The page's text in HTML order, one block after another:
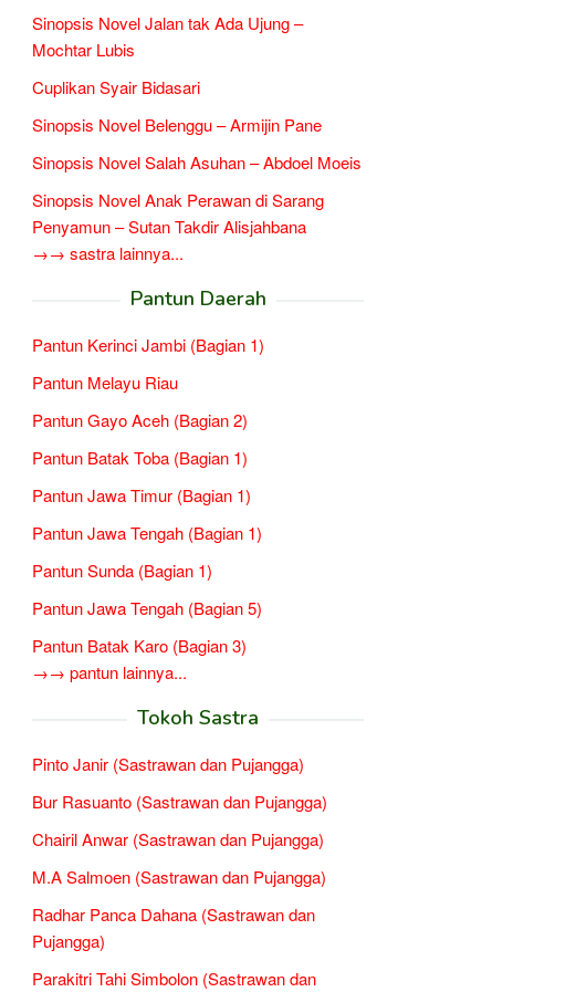
Sinopsis Novel Jalan tak Ada Ujung –
Mochtar Lubis
Cuplikan Syair Bidasari
Sinopsis Novel Belenggu – Armijin Pane
Sinopsis Novel Salah Asuhan – Abdoel Moeis
Sinopsis Novel Anak Perawan di Sarang
Penyamun – Sutan Takdir Alisjahbana
→→ sastra lainnya...
Pantun Daerah
Pantun Kerinci Jambi (Bagian 1)
Pantun Melayu Riau
Pantun Gayo Aceh (Bagian 2)
Pantun Batak Toba (Bagian 1)
Pantun Jawa Timur (Bagian 1)
Pantun Jawa Tengah (Bagian 1)
Pantun Sunda (Bagian 1)
Pantun Jawa Tengah (Bagian 5)
Pantun Batak Karo (Bagian 3)
→→ pantun lainnya...
Tokoh Sastra
Pinto Janir (Sastrawan dan Pujangga)
Bur Rasuanto (Sastrawan dan Pujangga)
Chairil Anwar (Sastrawan dan Pujangga)
M.A Salmoen (Sastrawan dan Pujangga)
Radhar Panca Dahana (Sastrawan dan
Pujangga)
Parakitri Tahi Simbolon (Sastrawan dan